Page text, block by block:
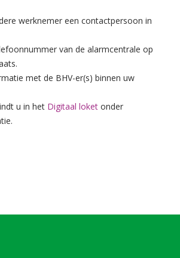
werknemer een contactpersoon in
van de alarmcentrale op
met de BHV-er(s) binnen uw
u in het Digitaal loket onder